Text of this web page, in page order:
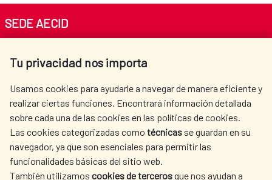
Dominicana
AECID en Uruguay
AECID en Venezuela
Tu privacidad nos importa
Usamos cookies para ayudarle a navegar de manera eficiente y
realizar ciertas funciones. Encontrará información detallada
sobre cada una de las cookies en las políticas de cookies.
Las cookies categorizadas como técnicas se guardan en su
navegador, ya que son esenciales para permitir las
funcionalidades básicas del sitio web.
También utilizamos cookies de tercerosque nos ayudan a
SEDE AECID
Tel. +34 900 20 30 54​​​​​​​
AECID
WHERE DO WE COOPERATE?
SPANISH HUMANITARIAN
ACTION
PRESS ROOM
CULTURE AND SCIENCE LIBRARY